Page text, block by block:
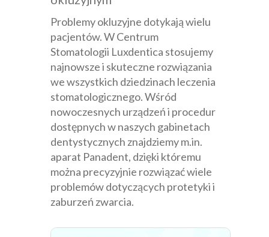
Problemy okluzyjne dotykają wielu
pacjentów. W Centrum
Stomatologii Lu­­­­­xdentica stosujemy
najnowsze i skuteczne rozwiązania
we wszystkich dziedzinach leczenia
stomatologicznego. Wśród
nowoczesnych urządzeń i procedur
dostępnych w naszych gabinetach
dentystycznych znajdziemy m.in.
aparat Panadent, dzięki któremu
można precyzyjnie rozwiązać wiele
problemów dotyczących protetyki i
zaburzeń zwarcia.